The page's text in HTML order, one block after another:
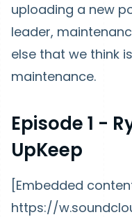
uploading a new
leader,
else that we think
maintenance.
Episode 1 -
UpKeep
[Embedded
https://